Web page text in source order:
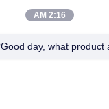
2:16 AM
Good day, what product